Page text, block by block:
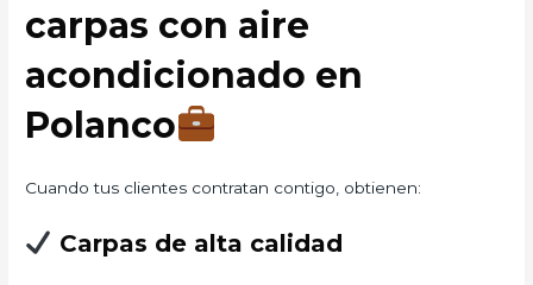
carpas con aire
acondicionado en
Polanco
Cuando tus clientes contratan contigo, obtienen:
Carpas de alta calidad